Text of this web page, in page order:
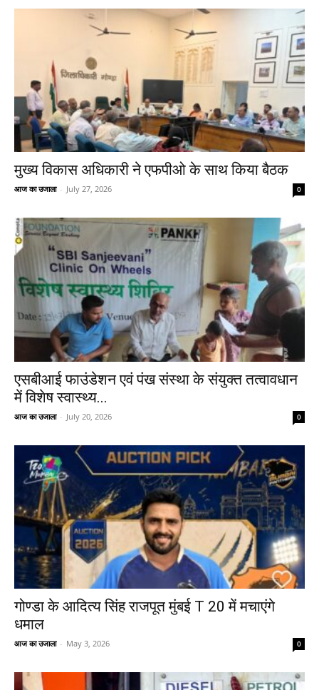
मुख्य विकास अधिकारी ने एफपीओ के साथ किया बैठक
आज का उजाला - July 27, 2026 0
एसबीआई फाउंडेशन एवं पंख संस्था के संयुक्त तत्वावधान
में विशेष स्वास्थ्य...
आज का उजाला - July 20, 2026 0
गोण्डा के आदित्य सिंह राजपूत मुंबई T 20 में मचाएंगे
धमाल
आज का उजाला - May 3, 2026 0